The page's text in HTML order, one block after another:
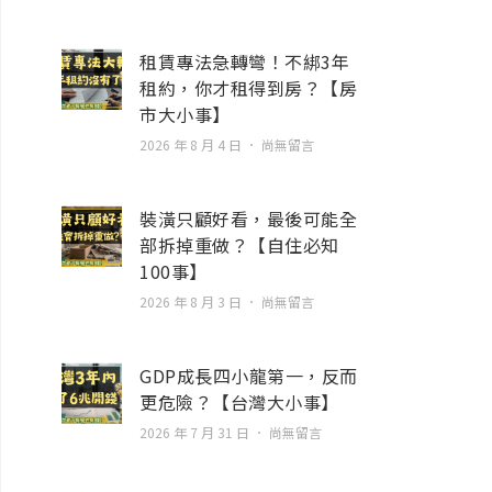
租賃專法急轉彎！不綁3年
租約，你才租得到房？【房
市大小事】
2026 年 8 月 4 日 尚無留言
裝潢只顧好看，最後可能全
部拆掉重做？【自住必知
100事】
2026 年 8 月 3 日 尚無留言
GDP成長四小龍第一，反而
更危險？【台灣大小事】
2026 年 7 月 31 日 尚無留言